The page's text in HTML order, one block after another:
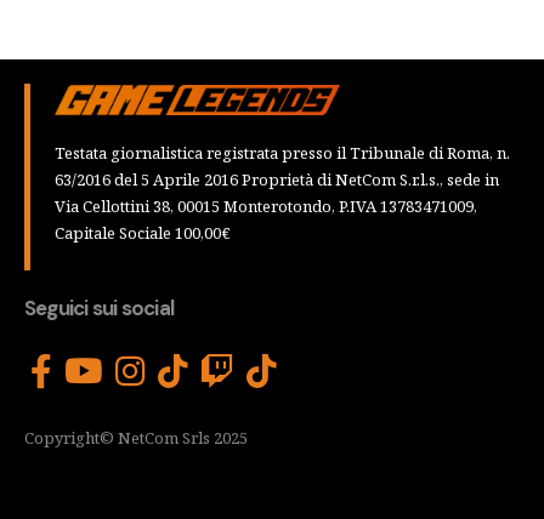
Testata giornalistica registrata presso il Tribunale di Roma, n.
63/2016 del 5 Aprile 2016 Proprietà di NetCom S.r.l.s., sede in
Via Cellottini 38, 00015 Monterotondo, P.IVA 13783471009,
Capitale Sociale 100,00€
Seguici sui social
Copyright© NetCom Srls 2025